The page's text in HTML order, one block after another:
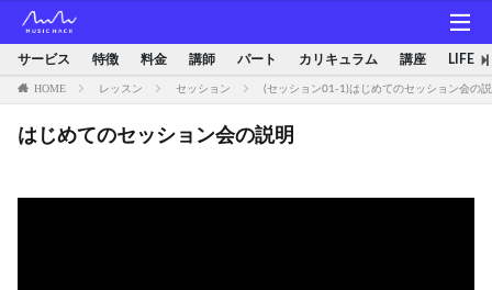
サービス 特徴 料金 講師 パート カリキュラム 講座 LIFE
HOME レッスン セッション (セッション01-1)はじめてのセッション会の
はじめてのセッション会の説明